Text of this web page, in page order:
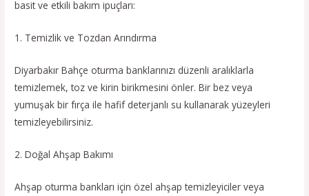
basit ve etkili bakım ipuçları:
1. Temizlik ve Tozdan Arındırma
Diyarbakır Bahçe oturma banklarınızı düzenli aralıklarla
temizlemek, toz ve kirin birikmesini önler. Bir bez veya
yumuşak bir fırça ile hafif deterjanlı su kullanarak yüzeyleri
temizleyebilirsiniz.
2. Doğal Ahşap Bakımı
Ahşap oturma bankları için özel ahşap temizleyiciler veya